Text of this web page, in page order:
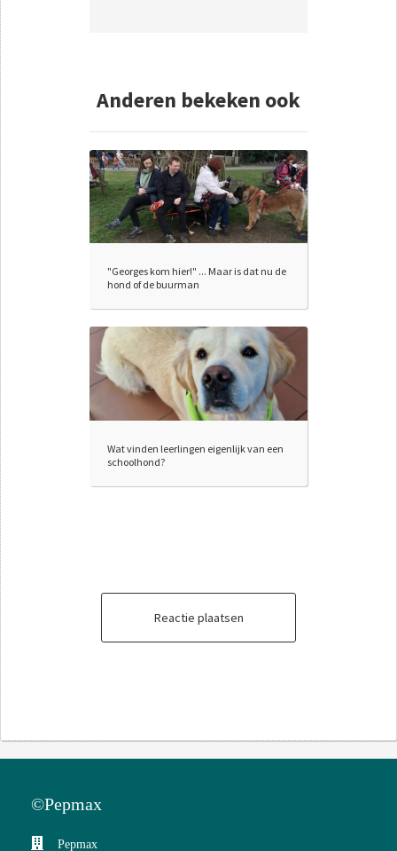
Anderen bekeken ook
"Georges kom hier!" ... Maar is dat nu de
hond of de buurman
Wat vinden leerlingen eigenlijk van een
schoolhond?
Reactie plaatsen
©Pepmax
Pepmax